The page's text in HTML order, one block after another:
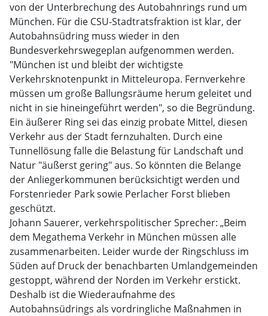
von der Unterbrechung des Autobahnrings rund um
München. Für die CSU-Stadtratsfraktion ist klar, der
Autobahnsüdring muss wieder in den
Bundesverkehrswegeplan aufgenommen werden.
"München ist und bleibt der wichtigste
Verkehrsknotenpunkt in Mitteleuropa. Fernverkehre
müssen um große Ballungsräume herum geleitet und
nicht in sie hineingeführt werden", so die Begründung.
Ein äußerer Ring sei das einzig probate Mittel, diesen
Verkehr aus der Stadt fernzuhalten. Durch eine
Tunnellösung falle die Belastung für Landschaft und
Natur "äußerst gering" aus. So könnten die Belange
der Anliegerkommunen berücksichtigt werden und
Forstenrieder Park sowie Perlacher Forst blieben
geschützt.
Johann Sauerer, verkehrspolitischer Sprecher: „Beim
dem Megathema Verkehr in München müssen alle
zusammenarbeiten. Leider wurde der Ringschluss im
Süden auf Druck der benachbarten Umlandgemeinden
gestoppt, während der Norden im Verkehr erstickt.
Deshalb ist die Wiederaufnahme des
Autobahnsüdrings als vordringliche Maßnahmen in